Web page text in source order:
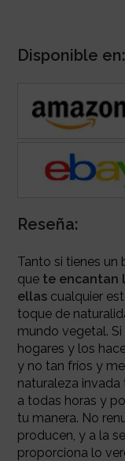
Disponible en:
Reseña:
Tanto si tienes un
quete encantan
ellascualquier
toque de
mundo vegetal.
hogares y los
y no tan fríos y
naturaleza invada
a todas horas y
tu manera. No
producen, y a la
proporciona lo